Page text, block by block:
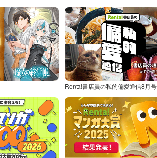
Renta!書店員の私的偏愛通信8月号